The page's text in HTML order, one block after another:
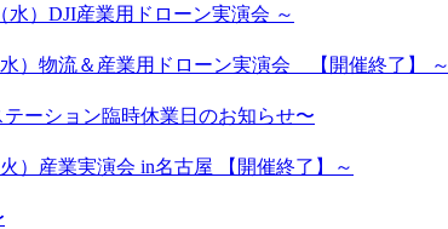
水）DJI産業用ドローン実演会 ～
）物流＆産業用ドローン実演会 【開催終了】 ～
ーション臨時休業日のお知らせ〜
）産業実演会 in名古屋 【開催終了】～